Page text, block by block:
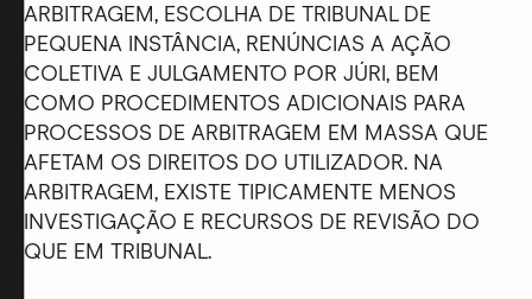
ARBITRAGEM, ESCOLHA DE TRIBUNAL DE
PEQUENA INSTÂNCIA, RENÚNCIAS A AÇÃO
COLETIVA E JULGAMENTO POR JÚRI, BEM
COMO PROCEDIMENTOS ADICIONAIS PARA
PROCESSOS DE ARBITRAGEM EM MASSA QUE
AFETAM OS DIREITOS DO UTILIZADOR. NA
ARBITRAGEM, EXISTE TIPICAMENTE MENOS
INVESTIGAÇÃO E RECURSOS DE REVISÃO DO
QUE EM TRIBUNAL.